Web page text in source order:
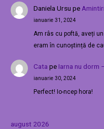
Daniela Ursu pe
ianuarie 31, 2024
Am râs cu poftă, aveți
eram în cunoștință de
Cata pe Iarna nu dorm
ianuarie 30, 2024
Perfect! Io-ncep hora!
august 2026